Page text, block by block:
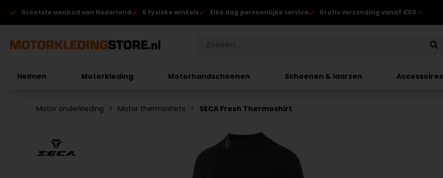
Grootste aanbod van Nederland 5 fysieke winkels Elke dag persoonlijke service Gratis verzending vanaf €50.-
Helmen Motorkleding Motorhandschoenen Schoenen & laarzen Accessoires
Motor onderkleding Motor thermoshirts SECA Fresh Thermoshirt